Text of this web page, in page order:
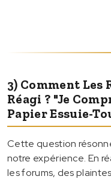
3) Comment Les
Réagi ? "Je
Papier Essuie-
Cette question
notre expérience. En
les forums, des